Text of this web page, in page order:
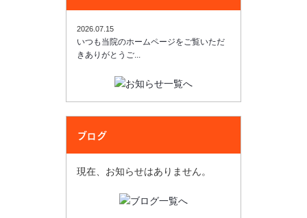
2026.07.15
いつも当院のホームページをご覧いただ
きありがとうご...
ブログ
現在、お知らせはありません。